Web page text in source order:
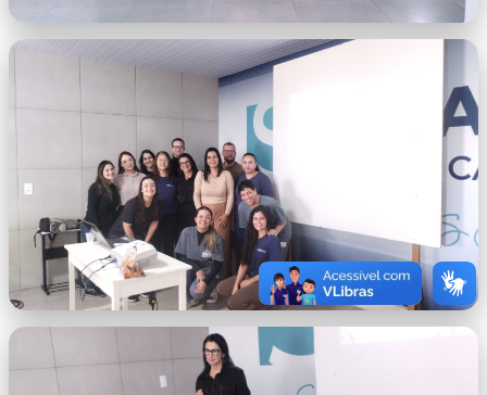
WhatsApp Image 2026-07-01 at 07.39.47
(1).jpeg
WhatsApp Image 2026-07-01 at
07.39.47.jpeg